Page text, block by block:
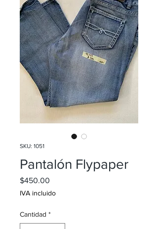
SKU: 1051
Pantalón Flypaper
$450.00
IVA incluido
Cantidad *